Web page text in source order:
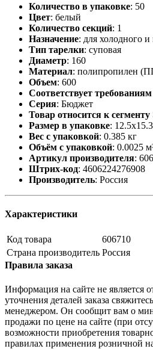
Количество в упаковке: 50
Цвет: белый
Количество секций: 1
Назначение: для холодного и
Тип тарелки: суповая
Диаметр: 160
Материал: полипропилен
Объем: 600
Соответствует
Серия: Бюджет
Товар относится к
Размер в упаковке:
Вес с упаковкой: 0.385 кг
Объём с упаковкой: 0.0025
Артикул производителя:
Штрих-код: 4606224276908
Производитель: Россия
Характеристики
Код товара
606710
Страна производитель Россия
Правила заказа
Информация на сайте не является
уточнения деталей заказа
менеджером. Он сообщит вам о
продажи по цене на сайте (при
возможности приобретения
правилах применения розничной